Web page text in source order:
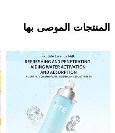
المنتجات الموصى بها